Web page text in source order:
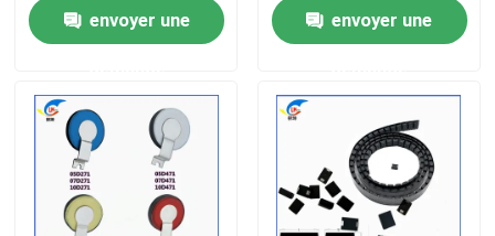
vidéo
À propos de nous
pour LED
envoyer une
envoyer une